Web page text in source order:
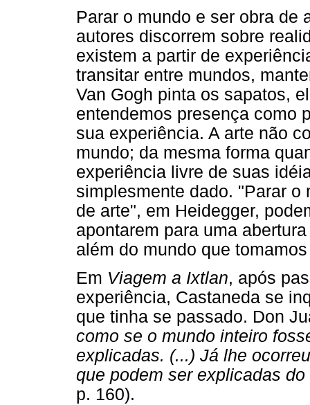
Parar o mundo e ser obra de
autores discorrem sobre
existem a partir de
transitar entre mundos,
Van Gogh pinta os sapatos,
entendemos presença como
sua experiência. A arte não
mundo; da mesma forma
experiência livre de suas
simplesmente dado. "Parar o
de arte", em Heidegger,
apontarem para uma
além do mundo que
Em Viagem a Ixtlan, após
experiência, Castaneda se
que tinha se passado. Don
como se o mundo inteiro
explicadas. (...) Já lhe
que podem ser explicadas
p. 160).